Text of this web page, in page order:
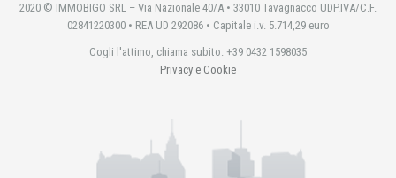
2020 © IMMOBIGO SRL – Via Nazionale 40/A • 33010 Tavagnacco UDP.IVA/C.F.
02841220300 • REA UD 292086 • Capitale i.v. 5.714,29 euro
Cogli l'attimo, chiama subito: +39 0432 1598035
Privacy e Cookie